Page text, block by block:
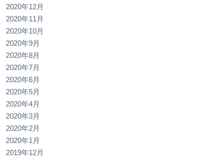
2020年12月
2020年11月
2020年10月
2020年9月
2020年8月
2020年7月
2020年6月
2020年5月
2020年4月
2020年3月
2020年2月
2020年1月
2019年12月